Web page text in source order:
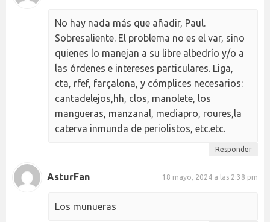
No hay nada más que añadir, Paul.
Sobresaliente. El problema no es el var, sino
quienes lo manejan a su libre albedrío y/o a
las órdenes e intereses particulares. Liga,
cta, rfef, farçalona, y cómplices necesarios:
cantadelejos,hh, clos, manolete, los
mangueras, manzanal, mediapro, roures,la
caterva inmunda de periolistos, etc.etc.
Responder
AsturFan 18 mayo, 2024 a las 2:38 pm
Los munueras